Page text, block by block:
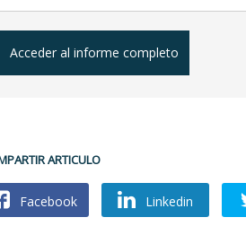
Acceder al informe completo
ARTICULO
Facebook Linkedin